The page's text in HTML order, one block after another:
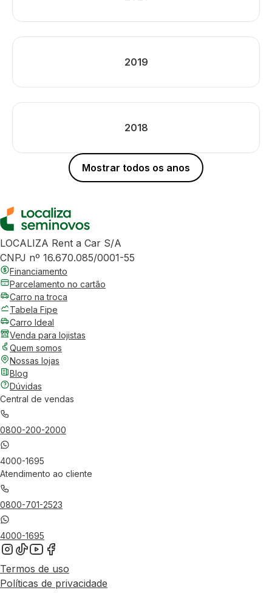
2019
2018
Mostrar todos os anos
LOCALIZA Rent a Car S/A
CNPJ nº 16.670.085/0001-55
Financiamento
Parcelamento no cartão
Carro na troca
Tabela Fipe
Carro Ideal
Venda para lojistas
Quem somos
Nossas lojas
Blog
Dúvidas
Central de vendas
0800-200-2000
4000-1695
Atendimento ao cliente
0800-701-2523
4000-1695
Termos de uso
Políticas de privacidade